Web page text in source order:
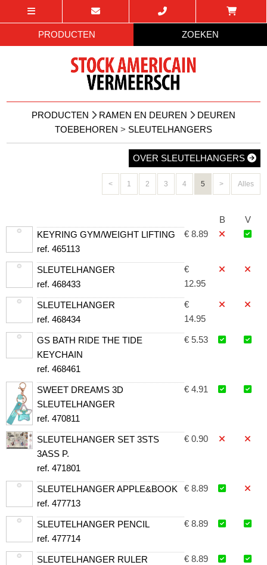
PRODUCTEN ZOEKEN
PRODUCTEN RAMEN EN DEUREN
DEUREN
TOEBEHOREN > SLEUTELHANGERS
OVER SLEUTELHANGERS
< 1 2 3 4 5 > Alles
V
B
KEYRING GYM/WEIGHT LIFTING
ref. 465113
€ 8.89
SLEUTELHANGER
ref. 468433
€
12.95
SLEUTELHANGER
ref. 468434
€
14.95
GS BATH RIDE THE TIDE
KEYCHAIN
ref. 468461
€ 5.53
SWEET DREAMS 3D
SLEUTELHANGER
ref. 470811
€ 4.91
SLEUTELHANGER SET 3STS
3ASS P.
ref. 471801
€ 0.90
SLEUTELHANGER APPLE&BOOK
ref. 477713
€ 8.89
SLEUTELHANGER PENCIL
ref. 477714
€ 8.89
SLEUTELHANGER RULER
€ 8.89